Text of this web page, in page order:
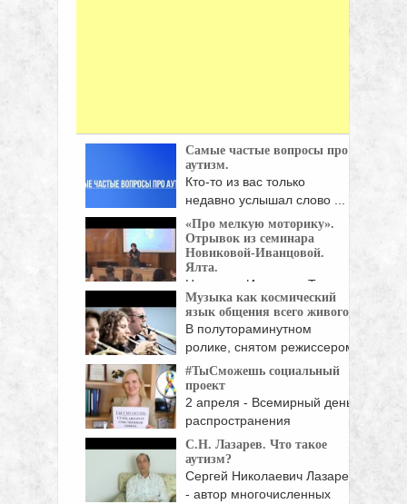
Самые частые вопросы про
аутизм.
Кто-то из вас только
недавно услышал слово ...
«Про мелкую моторику».
Отрывок из семинара
Новиковой-Иванцовой.
Ялта.
Новикова-Иванцова Тамара
Никифоровна — автор
методики, Заслуженный ...
Музыка как космический
язык общения всего живого.
В полутораминутном
ролике, снятом режиссером
David Denneen, ...
#ТыCможешь социальный
проект
2 апреля - Всемирный день
распространения
информации ...
С.Н. Лазарев. Что такое
аутизм?
Сергей Николаевич Лазарев
- автор многочисленных